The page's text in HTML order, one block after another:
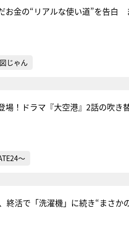
お金の“リアルな使い道”を告白
じゃん
場！ドラマ『大空港』2話の吹き
～
終活で「洗濯機」に続き“まさか